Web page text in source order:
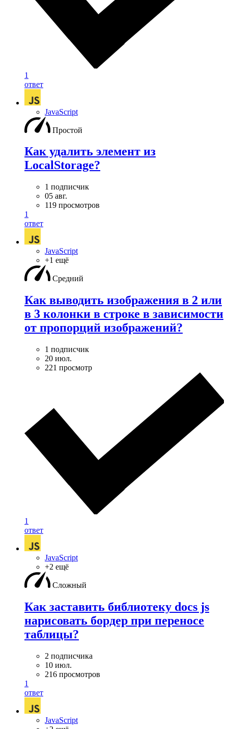
1
ответ
JavaScript
Простой
Как удалить элемент из
LocalStorage?
1 подписчик
05 авг.
119 просмотров
1
ответ
JavaScript
+1 ещё
Средний
Как выводить изображения в 2 или
в 3 колонки в строке в зависимости
от пропорций изображений?
1 подписчик
20 июл.
221 просмотр
1
ответ
JavaScript
+2 ещё
Сложный
Как заставить библиотеку docs js
нарисовать бордер при переносе
таблицы?
2 подписчика
10 июл.
216 просмотров
1
ответ
JavaScript